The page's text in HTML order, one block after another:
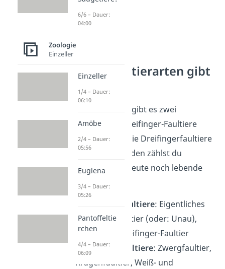
Welche Faultierarten gibt
Bei den Faultieren gibt es zwei
Gattungen: die Zweifinger-Faultiere
Choloepus) und die Dreifingerfaultiere
Bradypus
). Zu beiden zählst du
insgesamt sechs heute noch lebende
Arten:
Zweifinger-Faultiere: Eigentliches
Zweifingerfaultier (oder: Unau),
Hoffmann-Zweifinger-Faultier
Dreifinger-Faultiere: Zwergfaultier,
Kragenfaultier, Weiß- und
6/6 – Dauer:
04:00
Zoologie
Einzeller
Einzeller
1/4 – Dauer:
06:10
Amöbe
2/4 – Dauer:
05:56
Euglena
3/4 – Dauer:
05:26
Pantoffeltie
rchen
4/4 – Dauer:
06:09